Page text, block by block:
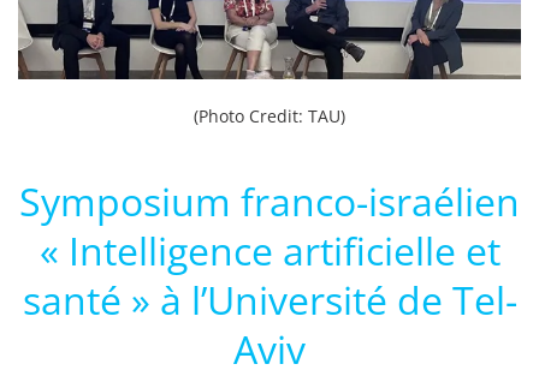
(Photo Credit: TAU)
Symposium franco-israélien
« Intelligence artificielle et
santé » à l’Université de Tel-
Aviv